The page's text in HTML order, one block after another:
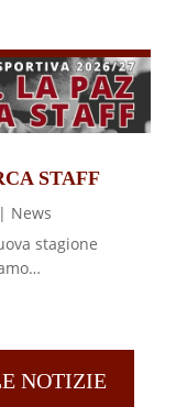
STAFF
| News
stagione
NOTIZIE